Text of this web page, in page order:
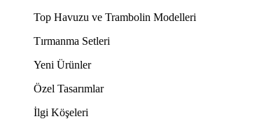
Top Havuzu ve Trambolin Modelleri
Tırmanma Setleri
Yeni Ürünler
Özel Tasarımlar
İlgi Köşeleri